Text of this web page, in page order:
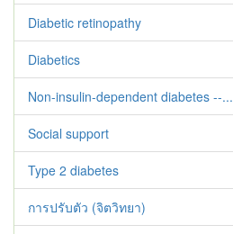
Diabetic retinopathy
Diabetics
Non-insulin-dependent diabetes --...
Social support
Type 2 diabetes‬‬‬‬‬‬
การปรับตัว (จิตวิทยา)